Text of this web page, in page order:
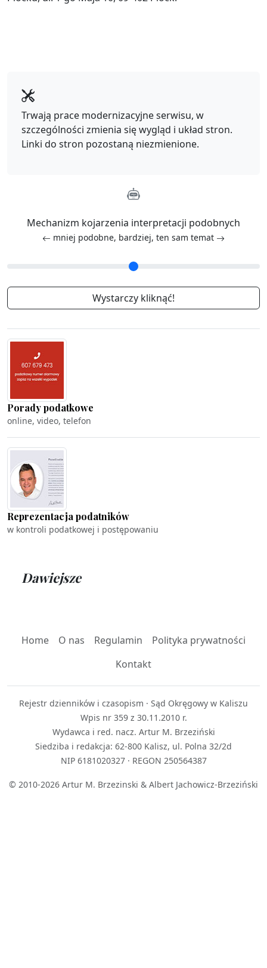
Trwają prace modernizacyjne serwisu, w
szczególności zmienia się wygląd i układ stron.
Linki do stron pozostaną niezmienione.
Mechanizm kojarzenia interpretacji podobnych
mniej podobne, bardziej, ten sam temat
Porady podatkowe
online, video, telefon
Reprezentacja podatników
w kontroli podatkowej i postępowaniu
Dawiejsze
Home O nas Regulamin
Polityka prywatności
Kontakt
Rejestr dzienników i czasopism · Sąd Okręgowy w Kaliszu
Wpis nr 359 z 30.11.2010 r.
Wydawca i red. nacz. Artur M. Brzeziński
Siedziba i redakcja: 62-800 Kalisz, ul. Polna 32/2d
NIP 6181020327 · REGON 250564387
© 2010-2026 Artur M. Brzezinski & Albert Jachowicz-Brzeziński